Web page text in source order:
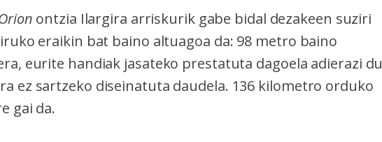
ontzia Ilargira arriskurik gabe bidal dezakeen suziri
eraikin bat baino altuagoa da: 98 metro baino
eurite handiak jasateko prestatuta dagoela adierazi du
ez sartzeko diseinatuta daudela. 136 kilometro orduko
gai da.